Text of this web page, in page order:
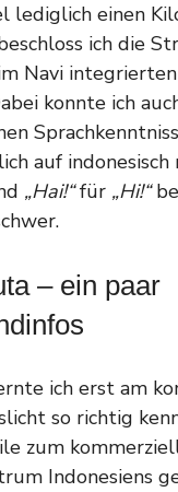
lediglich einen
ich die
Navi
konnte ich
auf indonesisch
„Hai!“für „Hi!“
– ein paar
ich erst am
so richtig
zum
Indonesiens